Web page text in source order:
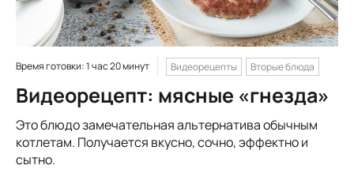
Время готовки: 1 час 20 минут Видеорецепты Вторые блюда
Видеорецепт: мясные «гнезда»
Это блюдо замечательная альтернатива обычным
котлетам. Получается вкусно, сочно, эффектно и
сытно.